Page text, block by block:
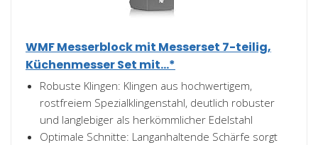
WMF Messerblock mit Messerset 7-teilig,
Küchenmesser Set mit...*
Robuste Klingen: Klingen aus hochwertigem,
rostfreiem Spezialklingenstahl, deutlich robuster
und langlebiger als herkömmlicher Edelstahl
Optimale Schnitte: Langanhaltende Schärfe sorgt